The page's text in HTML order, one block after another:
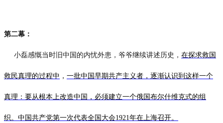
第二幕：
小磊感慨当时旧中国的内忧外患，爷爷继续讲述历史， 在探求救国
救民真理的过程中 ， 一批中国早期共产主义者，逐渐认识到这样一个
真理：要从根本上改造中国，必须建立一个俄国布尔什维克式的组
织。中国共产党第一次代表全国大会1921年在上海召开。